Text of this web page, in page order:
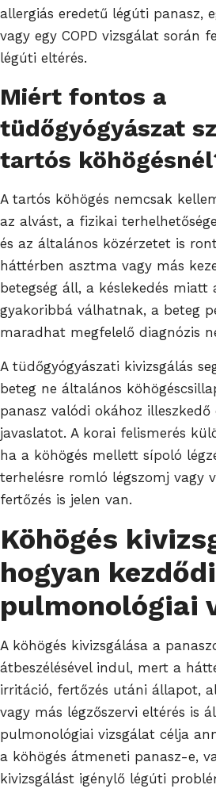
allergiás eredetű légúti panasz,
vagy egy COPD vizsgálat során
légúti eltérés.
Miért fontos a
tüdőgyógyászat
tartós
A tartós köhögés nemcsak
az alvást, a fizikai
és az általános közérzetet is
háttérben asztma vagy más
betegség áll, a késlekedés miatt
gyakoribbá válhatnak, a beteg
maradhat megfelelő diagnózis
A tüdőgyógyászati kivizsgálás
beteg ne általános
panasz valódi okához
javaslatot. A korai felismerés
ha a köhögés mellett sípoló
terhelésre romló légszomj vagy
fertőzés is jelen van.
Köhögés
hogyan
pulmonológiai
A köhögés kivizsgálása a
átbeszélésével indul, mert a
irritáció, fertőzés utáni állapot,
vagy más légzőszervi eltérés is
pulmonológiai vizsgálat célja
a köhögés átmeneti panasz-e,
kivizsgálást igénylő légúti